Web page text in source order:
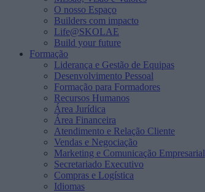
O nosso Espaço
Builders com impacto
Life@SKOLAE
Build your future
Formação
Liderança e Gestão de Equipas
Desenvolvimento Pessoal
Formação para Formadores
Recursos Humanos
Área Jurídica
Área Financeira
Atendimento e Relação Cliente
Vendas e Negociação
Marketing e Comunicação Empresarial
Secretariado Executivo
Compras e Logística
Idiomas